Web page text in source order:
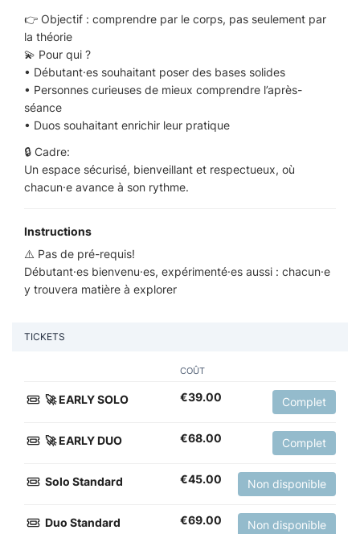
👉 Objectif : comprendre par le corps, pas seulement par
la théorie
💫 Pour qui ?
• Débutant·es souhaitant poser des bases solides
• Personnes curieuses de mieux comprendre l’après-
séance
• Duos souhaitant enrichir leur pratique
🔒 Cadre:
Un espace sécurisé, bienveillant et respectueux, où
chacun·e avance à son rythme.
Instructions
⚠️ Pas de pré-requis!
Débutant·es bienvenu·es, expérimenté·es aussi : chacun·e
y trouvera matière à explorer
TICKETS
COÛT
🚀 EARLY SOLO €39.00 Complet
🚀 EARLY DUO €68.00 Complet
Solo Standard €45.00 Non disponible
Duo Standard €69.00 Non disponible